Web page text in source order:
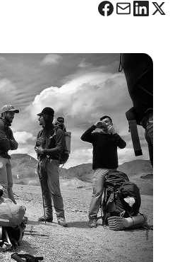
F
c
e
b
o
k
C
r
r
e
L
n
I
n
X